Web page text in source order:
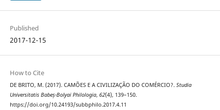
Published
2017-12-15
How to Cite
DE BRITO, M. (2017). CAMÕES E A CIVILIZAÇÃO DO COMÉRCIO?. Studia
Universitatis Babeș-Bolyai Philologia, 62(4), 139–150.
https://doi.org/10.24193/subbphilo.2017.4.11